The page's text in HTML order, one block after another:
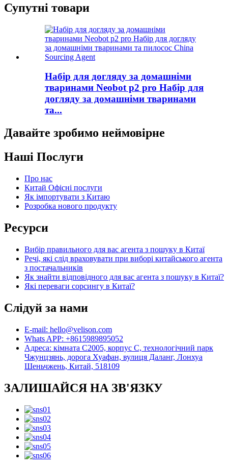
Супутні товари
Набір для догляду за домашніми
тваринами Neobot p2 pro Набір для
догляду за домашніми тваринами
та...
Давайте зробимо неймовірне
Наші Послуги
Про нас
Китай Офісні послуги
Як імпортувати з Китаю
Розробка нового продукту
Ресурси
Вибір правильного для вас агента з пошуку в Китаї
Речі, які слід враховувати при виборі китайського агента
з постачальників
Як знайти відповідного для вас агента з пошуку в Китаї?
Які переваги сорсингу в Китаї?
Слідуй за нами
E-mail: hello@velison.com
Whats APP: +8615989895052
Адреса: кімната C2005, корпус C, технологічний парк
Чжунцзянь, дорога Хуафан, вулиця Даланг, Лонхуа
Шеньчжень, Китай, 518109
ЗАЛИШАЙСЯ НА ЗВ'ЯЗКУ